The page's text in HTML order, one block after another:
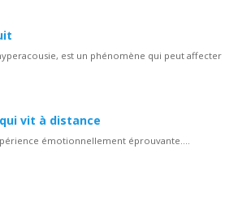
est un phénomène qui peut affecter
vit à distance
émotionnellement éprouvante....